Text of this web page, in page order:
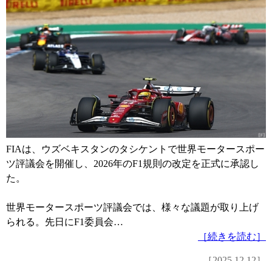
FIAは、ウズベキスタンのタシケントで世界モータースポー
ツ評議会を開催し、2026年のF1規則の改定を正式に承認し
た。
世界モータースポーツ評議会では、様々な議題が取り上げ
られる。先日にF1委員会…
［続きを読む］